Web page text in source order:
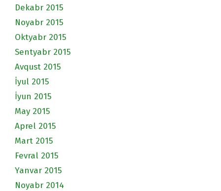
Dekabr 2015
Noyabr 2015
Oktyabr 2015
Sentyabr 2015
Avqust 2015
İyul 2015
İyun 2015
May 2015
Aprel 2015
Mart 2015
Fevral 2015
Yanvar 2015
Noyabr 2014